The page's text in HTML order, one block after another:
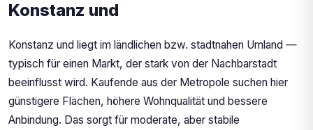
Konstanz und
Konstanz und liegt im ländlichen bzw. stadtnahen Umland —
typisch für einen Markt, der stark von der Nachbarstadt
beeinflusst wird. Kaufende aus der Metropole suchen hier
günstigere Flächen, höhere Wohnqualität und bessere
Anbindung. Das sorgt für moderate, aber stabile